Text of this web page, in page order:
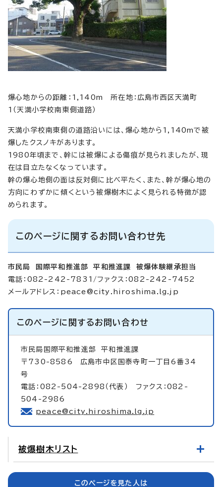
爆心地からの距離：1,140m 所在地：広島市西区天満町
1（天満小学校南東側道路）
天満小学校南東側の道路沿いには、爆心地から1,140mで被
爆したクスノキがあります。
1980年頃まで、幹には被爆による傷痕が見られましたが、現
在は目立たなくなっています。
幹の爆心地側の面は反対側に比べ平たく、また、幹が爆心地の
方向にわずかに傾くという被爆樹木によく見られる特徴が認
められます。
このページに関するお問い合わせ先
市民局 国際平和推進部 平和推進課 被爆体験継承担当
電話：082-242-7831/ファクス：082-242-7452
メールアドレス： peace@city.hiroshima.lg.jp
このページに関するお問い合わせ
市民局国際平和推進部平和推進課
〒730-8586 広島市中区国泰寺町一丁目6番34
号
電話：082-504-2898（代表） ファクス：082-
504-2986
peace@city.hiroshima.lg.jp
被爆樹木リスト
このページを見た人は